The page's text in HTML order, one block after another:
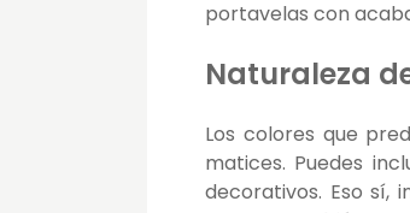
portavelas con
Naturaleza
Los colores que
matices. Puedes
decorativos. Eso sí,